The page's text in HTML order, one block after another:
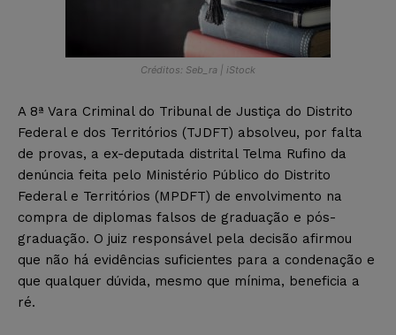
Créditos: Seb_ra | iStock
A 8ª Vara Criminal do Tribunal de Justiça do Distrito
Federal e dos Territórios (TJDFT) absolveu, por falta
de provas, a ex-deputada distrital Telma Rufino da
denúncia feita pelo Ministério Público do Distrito
Federal e Territórios (MPDFT) de envolvimento na
compra de diplomas falsos de graduação e pós-
graduação. O juiz responsável pela decisão afirmou
que não há evidências suficientes para a condenação e
que qualquer dúvida, mesmo que mínima, beneficia a
ré.